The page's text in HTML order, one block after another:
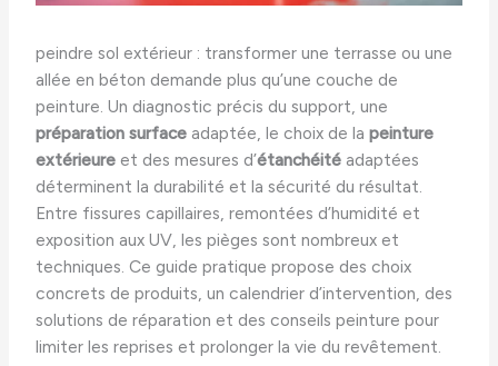
peindre sol extérieur : transformer une terrasse ou une
allée en béton demande plus qu’une couche de
peinture. Un diagnostic précis du support, une
préparation surface adaptée, le choix de lapeinture
extérieure et des mesures d’étanchéité adaptées
déterminent la durabilité et la sécurité du résultat.
Entre fissures capillaires, remontées d’humidité et
exposition aux UV, les pièges sont nombreux et
techniques. Ce guide pratique propose des choix
concrets de produits, un calendrier d’intervention, des
solutions de réparation et des conseils peinture pour
limiter les reprises et prolonger la vie du revêtement.